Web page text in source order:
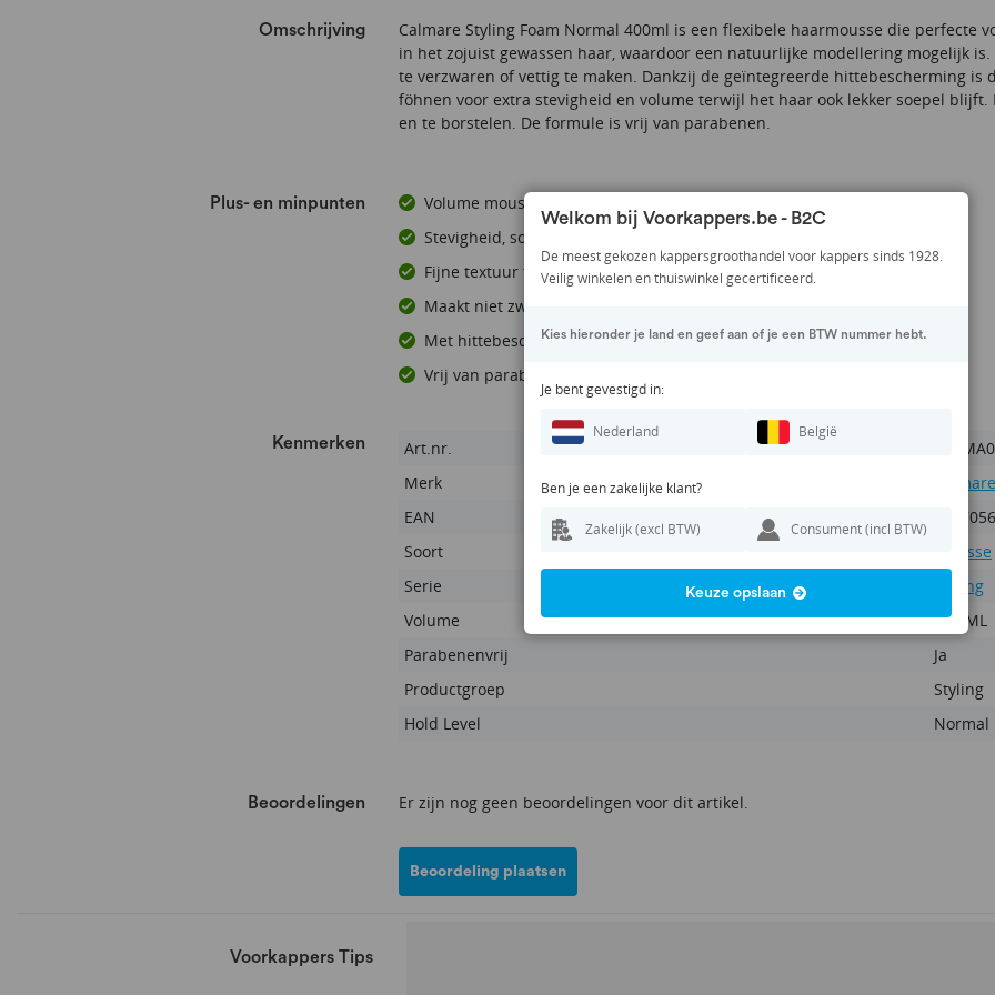
Omschrijving
Calmare Styling Foam Normal 400ml is een flexibele haarmousse die perfecte
in het zojuist gewassen haar, waardoor een natuurlijke modellering mogelijk
te verzwaren of vettig te maken. Dankzij de geïntegreerde hittebescherming is
föhnen voor extra stevigheid en volume terwijl het haar ook lekker soepel
en te borstelen. De formule is vrij van parabenen.
Plus- en minpunten
Volume mousse met flexibele hold
Stevigheid, soepelheid en volume
Fijne textuur trekt gemakkelijk in het haar
Maakt niet zwaar of vettig
Met hittebescherming
Vrij van parabenen
Kenmerken Kenmerken
Art.nr.
Merk
Calmare
EAN
Soort
Mousse
Serie
Styling
Volume
400 ML
Parabenenvrij
Ja
Productgroep
Styling
Hold Level
Normal
Beoordelingen Er zijn nog geen beoordelingen voor dit artikel.
Beoordeling plaatsen
Voorkappers Tips
Welkom bij Voorkappers.be - B2C
De meest gekozen kappersgroothandel voor kappers sinds 1928.
Veilig winkelen en thuiswinkel gecertificeerd.
Kies hieronder je land en geef aan of je een BTW nummer hebt.
Je bent gevestigd in:
Nederland België
Ben je een zakelijke klant?
Zakelijk (excl BTW) Consument (incl BTW)
Keuze opslaan